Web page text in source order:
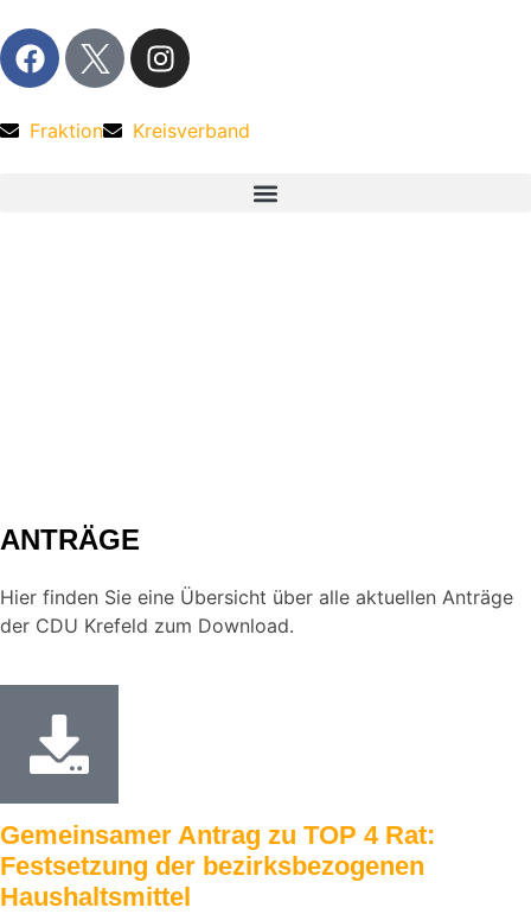
Fraktion Kreisverband
ANTRÄGE
Hier finden Sie eine Übersicht über alle aktuellen Anträge
der CDU Krefeld zum Download.
Gemeinsamer Antrag zu TOP 4 Rat:
Festsetzung der bezirksbezogenen
Haushaltsmittel